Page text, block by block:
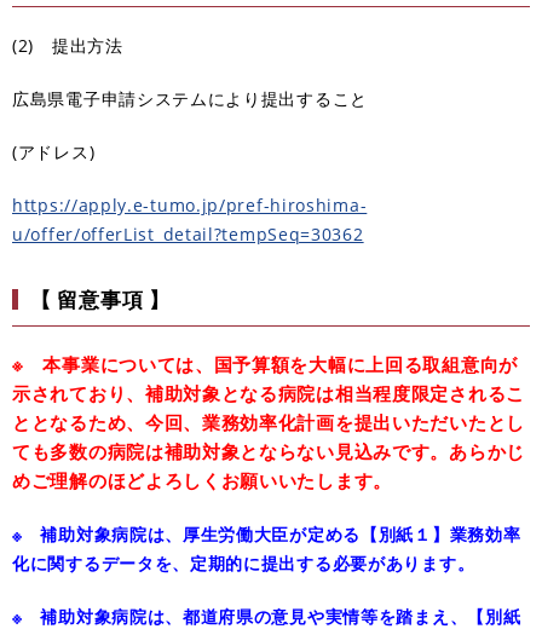
(2) 提出方法
広島県電子申請システムにより提出すること
(アドレス)
https://apply.e-tumo.jp/pref-hiroshima-
u/offer/offerList_detail?tempSeq=30362
【 留意事項 】
※ 本事業については、国予算額を大幅に上回る取組意向が
示されており、補助対象となる病院は相当程度限定されるこ
ととなるため、今回、業務効率化計画を提出いただいたとし
ても多数の病院は補助対象とならない見込みです。あらかじ
めご理解のほどよろしくお願いいたします。
※ 補助対象病院は、厚生労働大臣が定める【別紙１】業務効率
化に関するデータを、定期的に提出する必要があります。
※ 補助対象病院は、都道府県の意見や実情等を踏まえ、【別紙